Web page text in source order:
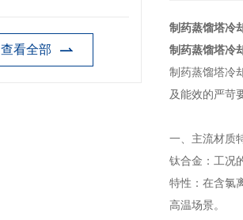
查看全部
制药蒸馏塔冷
制药蒸馏塔冷
制药蒸馏塔冷
及能效的严苛
一、主流材质
钛合金：工况
特性：在含氯
高温场景。